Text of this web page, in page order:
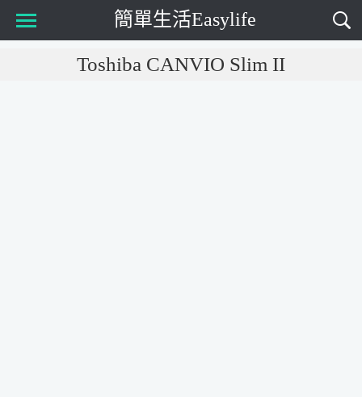
簡單生活Easylife
Main MenuToshiba CANVIO Slim II